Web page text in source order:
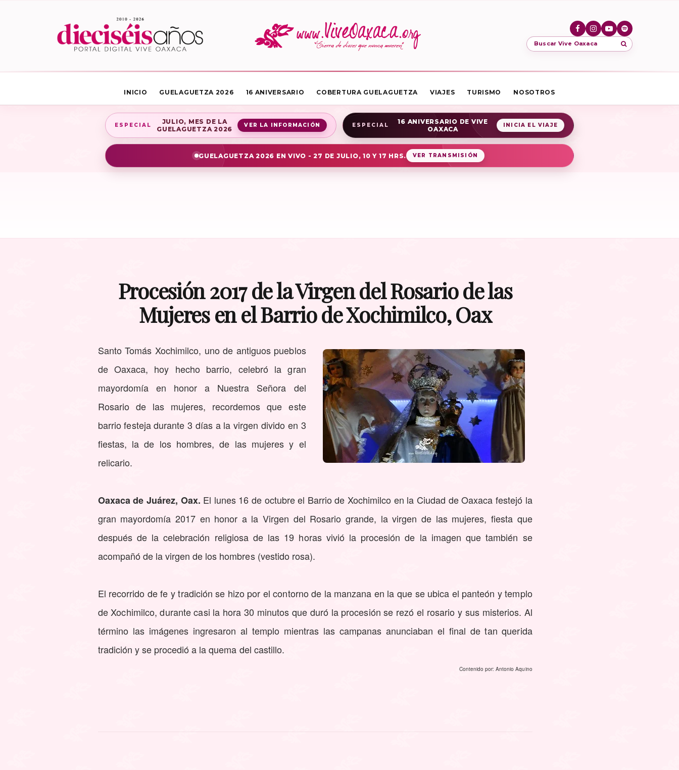
Buscar Vive Oaxaca
INICIO GUELAGUETZA 2026 16 ANIVERSARIO COBERTURA GUELAGUETZA VIAJES TURISMO NOSOTROS
ESPECIAL
JULIO, MES DE LA
GUELAGUETZA 2026
VER LA INFORMACIÓN ESPECIAL
16 ANIVERSARIO DE VIVE
OAXACA
INICIA EL VIAJE
GUELAGUETZA 2026 EN VIVO - 27 DE JULIO, 10 Y 17 HRS. VER TRANSMISIÓN
Procesión 2017 de la Virgen del Rosario de las
Mujeres en el Barrio de Xochimilco, Oax
Santo Tomás Xochimilco, uno de antiguos pueblos
de Oaxaca, hoy hecho barrio, celebró la gran
mayordomía en honor a Nuestra Señora del
Rosario de las mujeres, recordemos que este
barrio festeja durante 3 días a la virgen divido en 3
fiestas, la de los hombres, de las mujeres y el
relicario.
Oaxaca de Juárez, Oax. El lunes 16 de octubre el Barrio de Xochimilco en la Ciudad de Oaxaca festejó la
gran mayordomía 2017 en honor a la Virgen del Rosario grande, la virgen de las mujeres, fiesta que
después de la celebración religiosa de las 19 horas vivió la procesión de la imagen que también se
acompañó de la virgen de los hombres (vestido rosa).
El recorrido de fe y tradición se hizo por el contorno de la manzana en la que se ubica el panteón y templo
de Xochimilco, durante casi la hora 30 minutos que duró la procesión se rezó el rosario y sus misterios. Al
término las imágenes ingresaron al templo mientras las campanas anunciaban el final de tan querida
tradición y se procedió a la quema del castillo.
Contenido por: Antonio Aquino